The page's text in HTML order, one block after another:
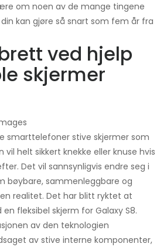
om noen av de mange tingene
kan gjøre så snart som fem år fra
ved hjelp
skjermer
smarttelefoner stive skjermer som
helt sikkert knekke eller knuse hvis
Det vil sannsynligvis endre seg i
sammenleggbare og
realitet. Det har blitt ryktet at
fleksibel skjerm for Galaxy S8.
av den teknologien
av stive interne komponenter,